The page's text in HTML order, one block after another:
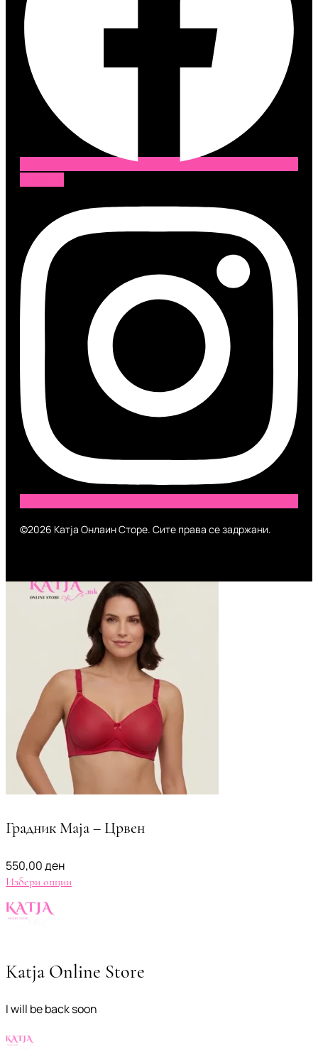
©2026 Катја Онлаин Сторе. Сите права се задржани.
Градник Maja – Црвен
550,00ден
Избери опции
Katja Online Store
I will be back soon